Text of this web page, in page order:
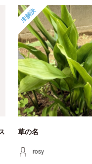
未解決
草の名
rosy